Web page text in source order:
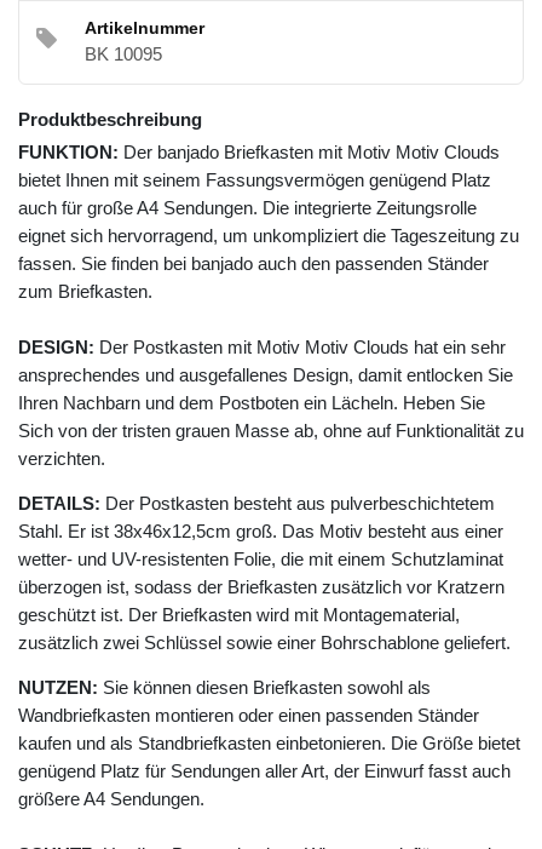
Artikelnummer
BK 10095
Produktbeschreibung
FUNKTION: Der banjado Briefkasten mit Motiv Motiv Clouds
bietet Ihnen mit seinem Fassungsvermögen genügend Platz
auch für große A4 Sendungen. Die integrierte Zeitungsrolle
eignet sich hervorragend, um unkompliziert die Tageszeitung zu
fassen. Sie finden bei banjado auch den passenden Ständer
zum Briefkasten.
DESIGN: Der Postkasten mit Motiv Motiv Clouds hat ein sehr
ansprechendes und ausgefallenes Design, damit entlocken Sie
Ihren Nachbarn und dem Postboten ein Lächeln. Heben Sie
Sich von der tristen grauen Masse ab, ohne auf Funktionalität zu
verzichten.
DETAILS: Der Postkasten besteht aus pulverbeschichtetem
Stahl. Er ist 38x46x12,5cm groß. Das Motiv besteht aus einer
wetter- und UV-resistenten Folie, die mit einem Schutzlaminat
überzogen ist, sodass der Briefkasten zusätzlich vor Kratzern
geschützt ist. Der Briefkasten wird mit Montagematerial,
zusätzlich zwei Schlüssel sowie einer Bohrschablone geliefert.
NUTZEN: Sie können diesen Briefkasten sowohl als
Wandbriefkasten montieren oder einen passenden Ständer
kaufen und als Standbriefkasten einbetonieren. Die Größe bietet
genügend Platz für Sendungen aller Art, der Einwurf fasst auch
größere A4 Sendungen.